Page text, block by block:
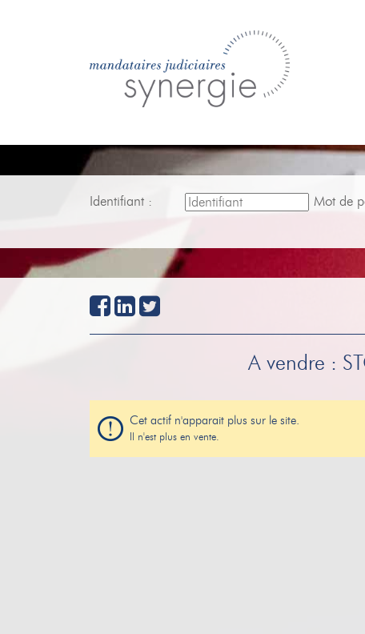
Identifiant : Mot de
A vendre :
Cet actif n'apparait plus sur le site.
Il n'est plus en vente.